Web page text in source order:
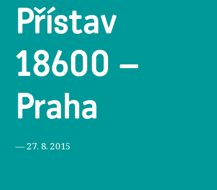
Přístav
18600 –
Praha
— 27. 8. 2015